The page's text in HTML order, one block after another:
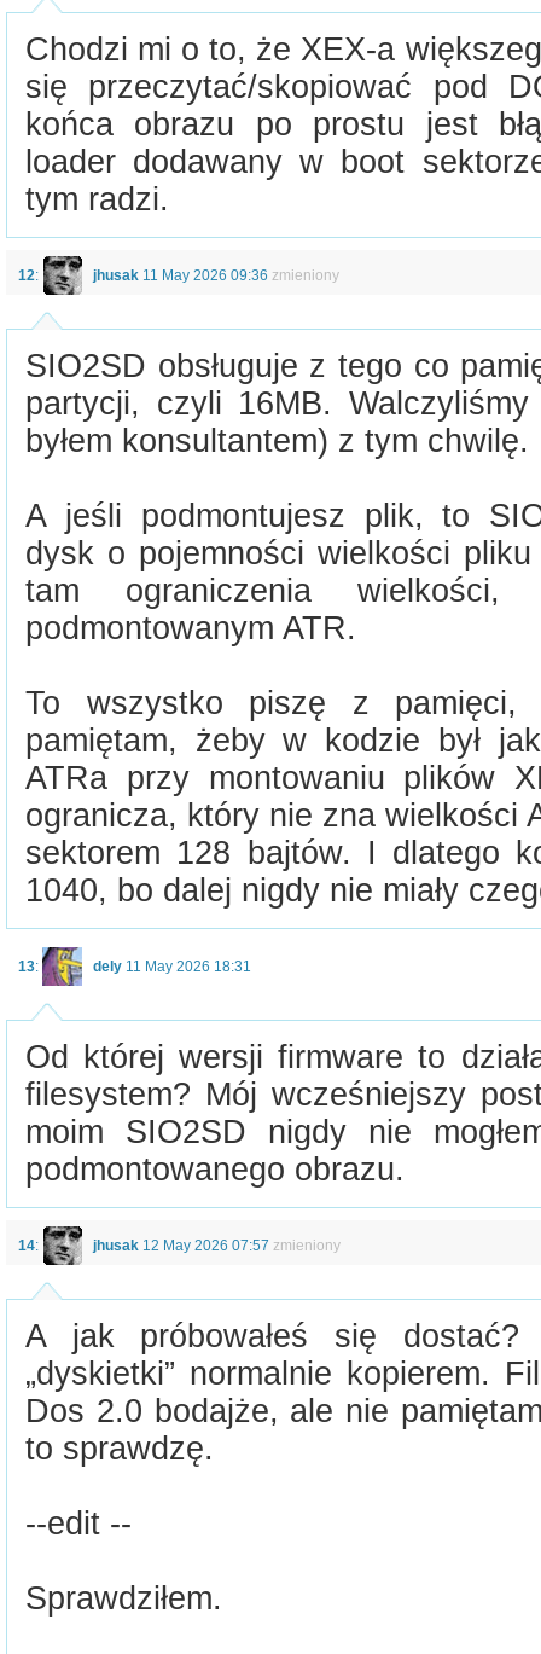
Chodzi mi o to, że XEX-a
się przeczytać/skopiować pod
końca obrazu po prostu jest
loader dodawany w boot
tym radzi.
12: jhusak 11 May 2026 09:36 zmieniony
SIO2SD obsługuje z tego co
partycji, czyli 16MB.
byłem konsultantem) z tym chwilę.
A jeśli podmontujesz plik, to
dysk o pojemności wielkości
tam ograniczenia
podmontowanym ATR.
To wszystko piszę z pamięci,
pamiętam, żeby w kodzie był
ATRa przy montowaniu plików
ogranicza, który nie zna wielkości
sektorem 128 bajtów. I dlatego
1040, bo dalej nigdy nie miały
13: dely 11 May 2026 18:31
Od której wersji firmware to
filesystem? Mój wcześniejszy
moim SIO2SD nigdy nie
podmontowanego obrazu.
14: jhusak 12 May 2026 07:57 zmieniony
A jak próbowałeś się dostać?
„dyskietki” normalnie kopierem.
Dos 2.0 bodajże, ale nie
to sprawdzę.
--edit --
Sprawdziłem.